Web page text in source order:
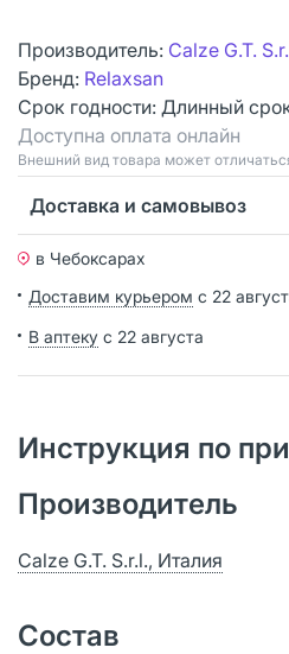
Производитель: Calze G.T.
Бренд: Relaxsan
Срок годности: Длинный
Доступна оплата онлайн
Bнешний вид товара может
Доставка и самовывоз
в Чебоксарах
Доставим курьером с 22
В аптеку с 22 августа
Инструкция по
Производитель
Calze G.T. S.r.l., Италия
Состав